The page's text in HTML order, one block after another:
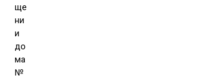
ще
ни
и
до
ма
№